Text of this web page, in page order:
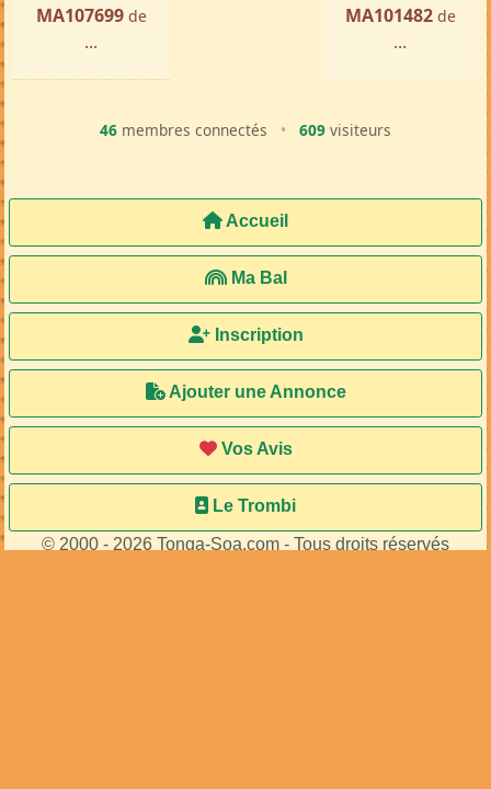
MA107699 de
...
MA101482 de
...
46 membres connectés • 609 visiteurs
Accueil
Ma Bal
Inscription
Ajouter une Annonce
Vos Avis
Le Trombi
© 2000 - 2026 Tonga-Soa.com - Tous droits réservés